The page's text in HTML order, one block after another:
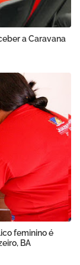
a Caravana
feminino é
BA